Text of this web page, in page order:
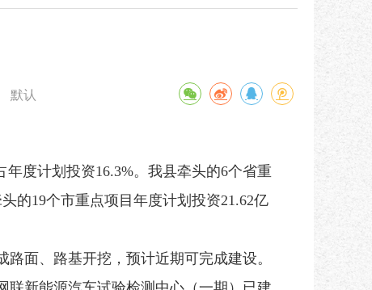
默认
度计划投资16.3%。我县牵头的6个省重
的19个市重点项目年度计划投资21.62亿
面、路基开挖，预计近期可完成建设。